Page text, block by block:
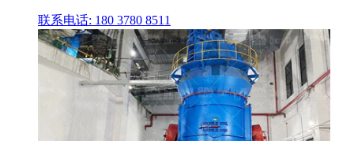
联系电话: 180 3780 8511